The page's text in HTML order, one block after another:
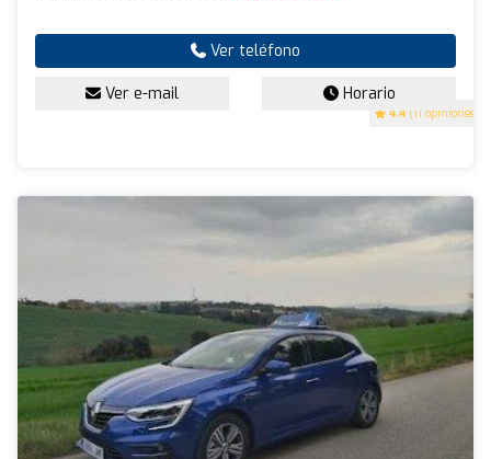
4.4 (11 opiniones)
Ver teléfono
Ver e-mail Horario